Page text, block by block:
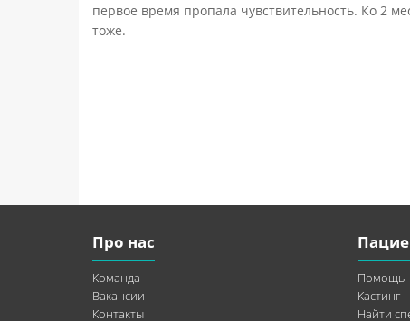
первое время пропала чувствительность. Ко 2
тоже.
Про нас
Команда
Вакансии
Контакты
Помощь
Кастинг
Найти